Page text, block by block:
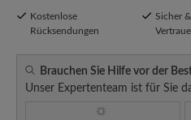
Kostenlose
Rücksendungen
Sicher &
Brauchen Sie Hilfe vor der
Unser Expertenteam ist für Sie